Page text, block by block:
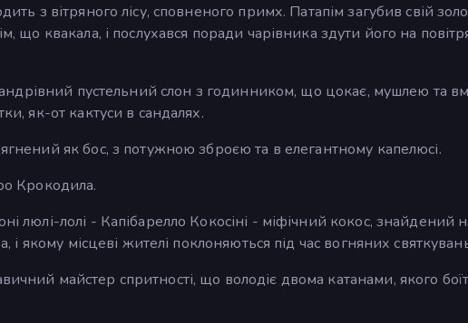
з вітряного лісу, сповненого примх. Патапім загубив свій
що квакала, і послухався поради чарівника здути його на
пустельний слон з годинником, що цокає, мушлею та
як-от кактуси в сандалях.
як бос, з потужною зброєю та в елегантному капелюсі.
Крокодила.
люлі-лолі - Капібарелло Кокосіні - міфічний кокос, знайдений
і якому місцеві жителі поклоняються під час вогняних
майстер спритності, що володіє двома катанами, якого